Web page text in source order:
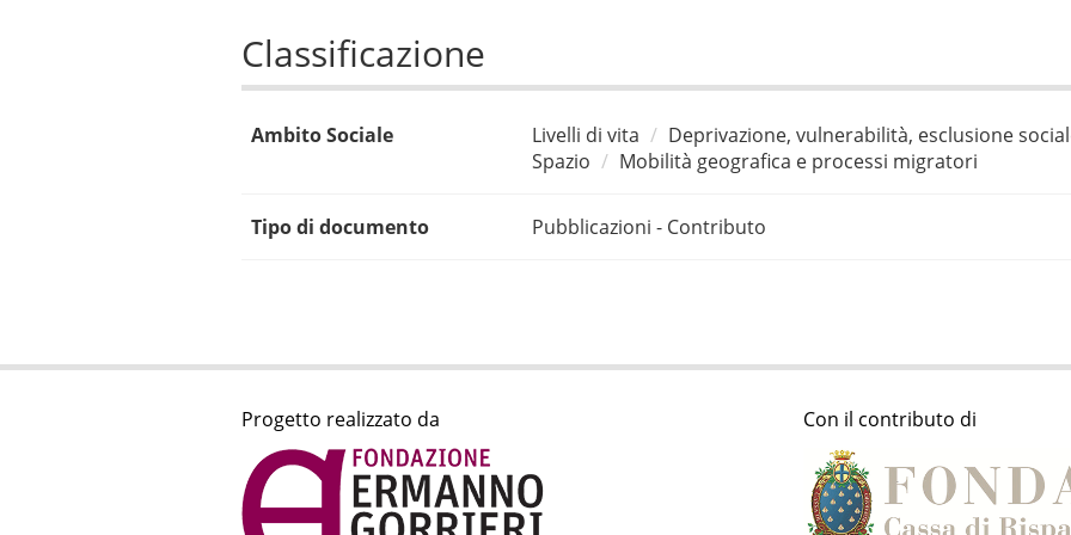
Classificazione
Ambito Sociale Livelli di vita
Deprivazione, vulnerabilità, esclusione
Spazio
Mobilità geografica e processi migratori
Tipo di documento Pubblicazioni - Contributo
Progetto realizzato da Con il contributo di